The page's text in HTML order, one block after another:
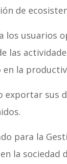
de
los usuarios
las
en la
exportar sus
para la
la